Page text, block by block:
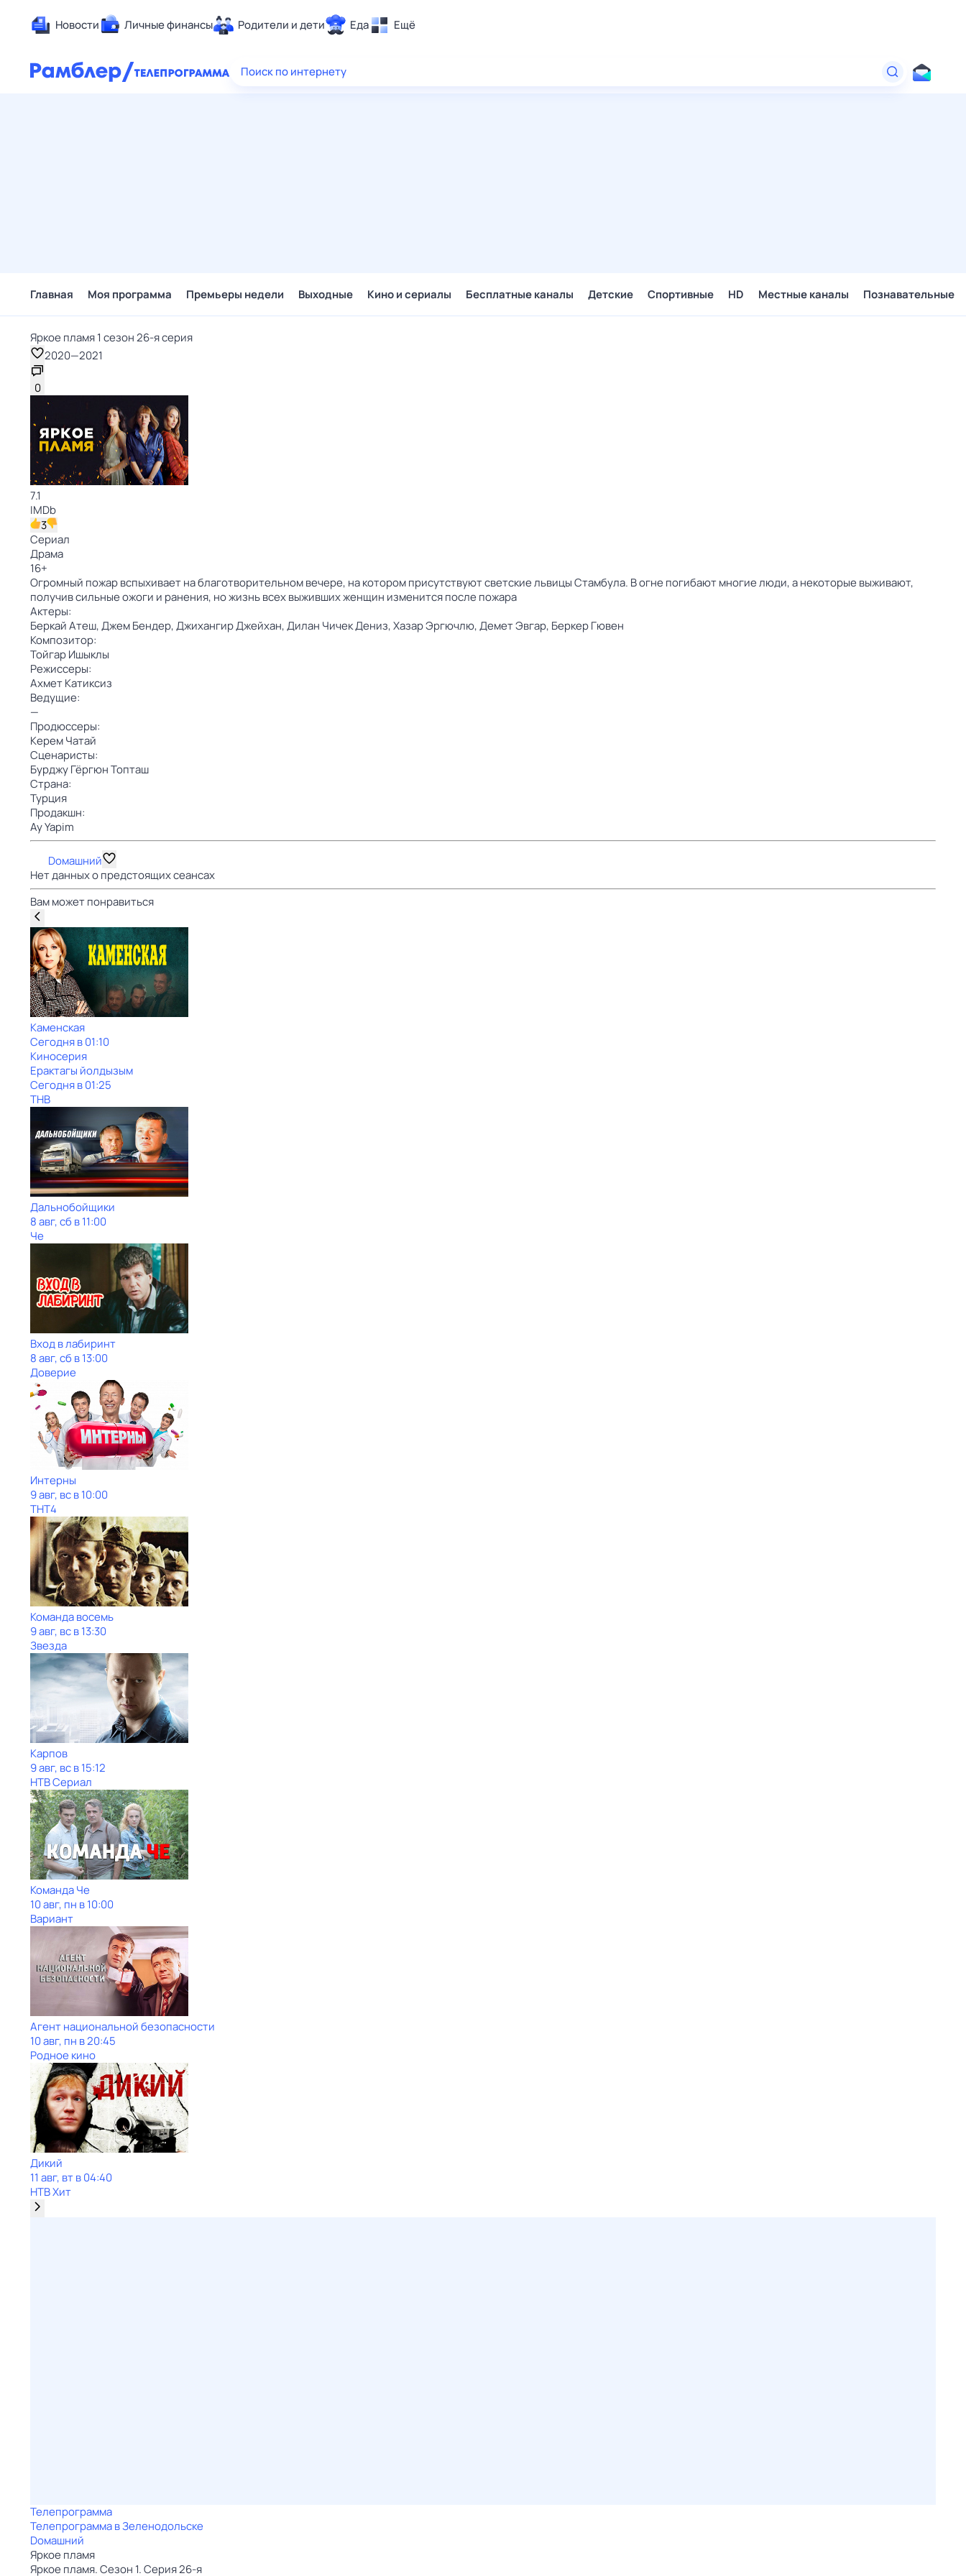
Новости Личные финансы Родители и дети Еда Ещё
Здоровье
Поиск по интернету
Главная Моя программа Премьеры недели Выходные Кино и сериалы Бесплатные каналы Детские Спортивные HD Местные каналы Познавательные
Яркое пламя 1 сезон 26-я серия
2020—2021
0
7.1
IMDb
3
Сериал
Драма
16+
Огромный пожар вспыхивает на благотворительном вечере, на котором присутствуют светские львицы Стамбула. В огне погибают многие люди, а некоторые выживают,
получив сильные ожоги и ранения, но жизнь всех выживших женщин изменится после пожара
Актеры:
Беркай Атеш,Джем Бендер,Джихангир Джейхан,Дилан Чичек Дениз,Хазар Эргючлю,Демет Эвгар, Беркер Гювен
Композитор:
Тойгар Ишыклы
Режиссеры:
Ахмет Катиксиз
Ведущие:
—
Продюссеры:
Керем Чатай
Сценаристы:
Бурджу Гёргюн Топташ
Страна:
Турция
Продакшн:
Ay Yapim
Dомашний
Нет данных о предстоящих сеансах
Вам может понравиться
Каменская
Сегодня в 01:10
Киносерия
Ерактагы йолдызым
Сегодня в 01:25
ТНВ
Дальнобойщики
8 авг, сб в 11:00
Че
Вход в лабиринт
8 авг, сб в 13:00
Доверие
Интерны
9 авг, вс в 10:00
ТНТ4
Команда восемь
9 авг, вс в 13:30
Звезда
Карпов
9 авг, вс в 15:12
НТВ Сериал
Команда Че
10 авг, пн в 10:00
Вариант
Агент национальной безопасности
10 авг, пн в 20:45
Родное кино
Дикий
11 авг, вт в 04:40
НТВ Хит
Телепрограмма
Телепрограмма в Зеленодольске
Dомашний
Яркое пламя
Яркое пламя. Сезон 1. Серия 26-я